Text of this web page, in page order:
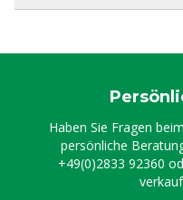
Haben Sie Fragen
persönliche
+49(0)2833 92360